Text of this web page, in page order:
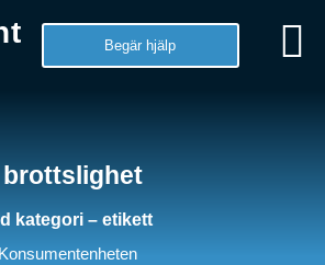
Begär hjälp
kategori – etikett